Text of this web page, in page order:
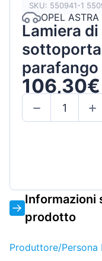
SKU: 550941-1
OPEL
Lamiera
/ Set
106,30€
Informazioni
prodotto
Produttore/Persona